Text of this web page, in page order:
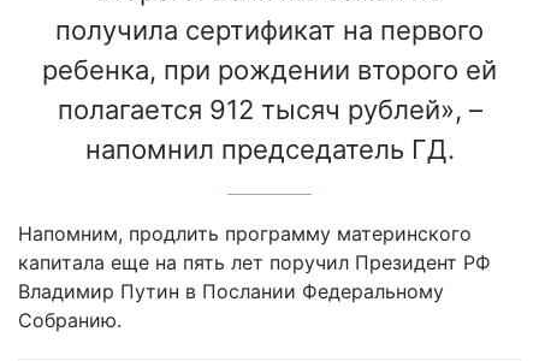
получила сертификат на первого
ребенка, при рождении второго ей
полагается 912 тысяч рублей», –
напомнил председатель ГД.
Напомним, продлить программу материнского
капитала еще на пять лет поручил Президент РФ
Владимир Путин в Послании Федеральному
Собранию.